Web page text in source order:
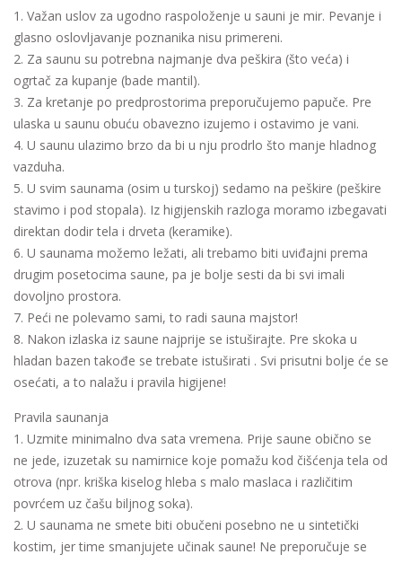
1. Važan uslov za ugodno raspoloženje u sauni je mir. Pevanje i
glasno oslovljavanje poznanika nisu primereni.
2. Za saunu su potrebna najmanje dva peškira (što veća) i
ogrtač za kupanje (bade mantil).
3. Za kretanje po predprostorima preporučujemo papuče. Pre
ulaska u saunu obuću obavezno izujemo i ostavimo je vani.
4. U saunu ulazimo brzo da bi u nju prodrlo što manje hladnog
vazduha.
5. U svim saunama (osim u turskoj) sedamo na peškire (peškire
stavimo i pod stopala). Iz higijenskih razloga moramo izbegavati
direktan dodir tela i drveta (keramike).
6. U saunama možemo ležati, ali trebamo biti uviđajni prema
drugim posetocima saune, pa je bolje sesti da bi svi imali
dovoljno prostora.
7. Peći ne polevamo sami, to radi sauna majstor!
8. Nakon izlaska iz saune najprije se istuširajte. Pre skoka u
hladan bazen takođe se trebate istuširati . Svi prisutni bolje će se
osećati, a to nalažu i pravila higijene!
Pravila saunanja
1. Uzmite minimalno dva sata vremena. Prije saune obično se
ne jede, izuzetak su namirnice koje pomažu kod čišćenja tela od
otrova (npr. kriška kiselog hleba s malo maslaca i različitim
povrćem uz čašu biljnog soka).
2. U saunama ne smete biti obučeni posebno ne u sintetički
kostim, jer time smanjujete učinak saune! Ne preporučuje se